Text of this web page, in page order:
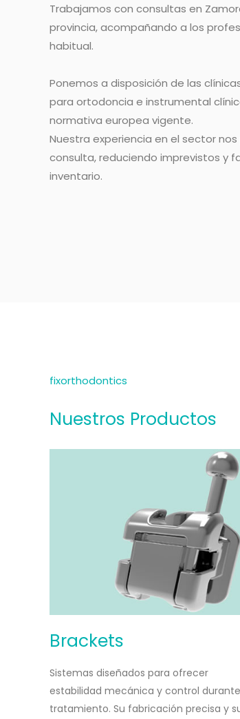
Trabajamos con consultas en
provincia, acompañando a los
habitual.
Ponemos a disposición de las
para ortodoncia e instrumental
normativa europea vigente.
Nuestra experiencia en el sector
consulta, reduciendo imprevistos y
inventario.
fixorthodontics
Nuestros Productos
Brackets
Sistemas diseñados para ofrecer
estabilidad mecánica y control
tratamiento. Su fabricación precisa y